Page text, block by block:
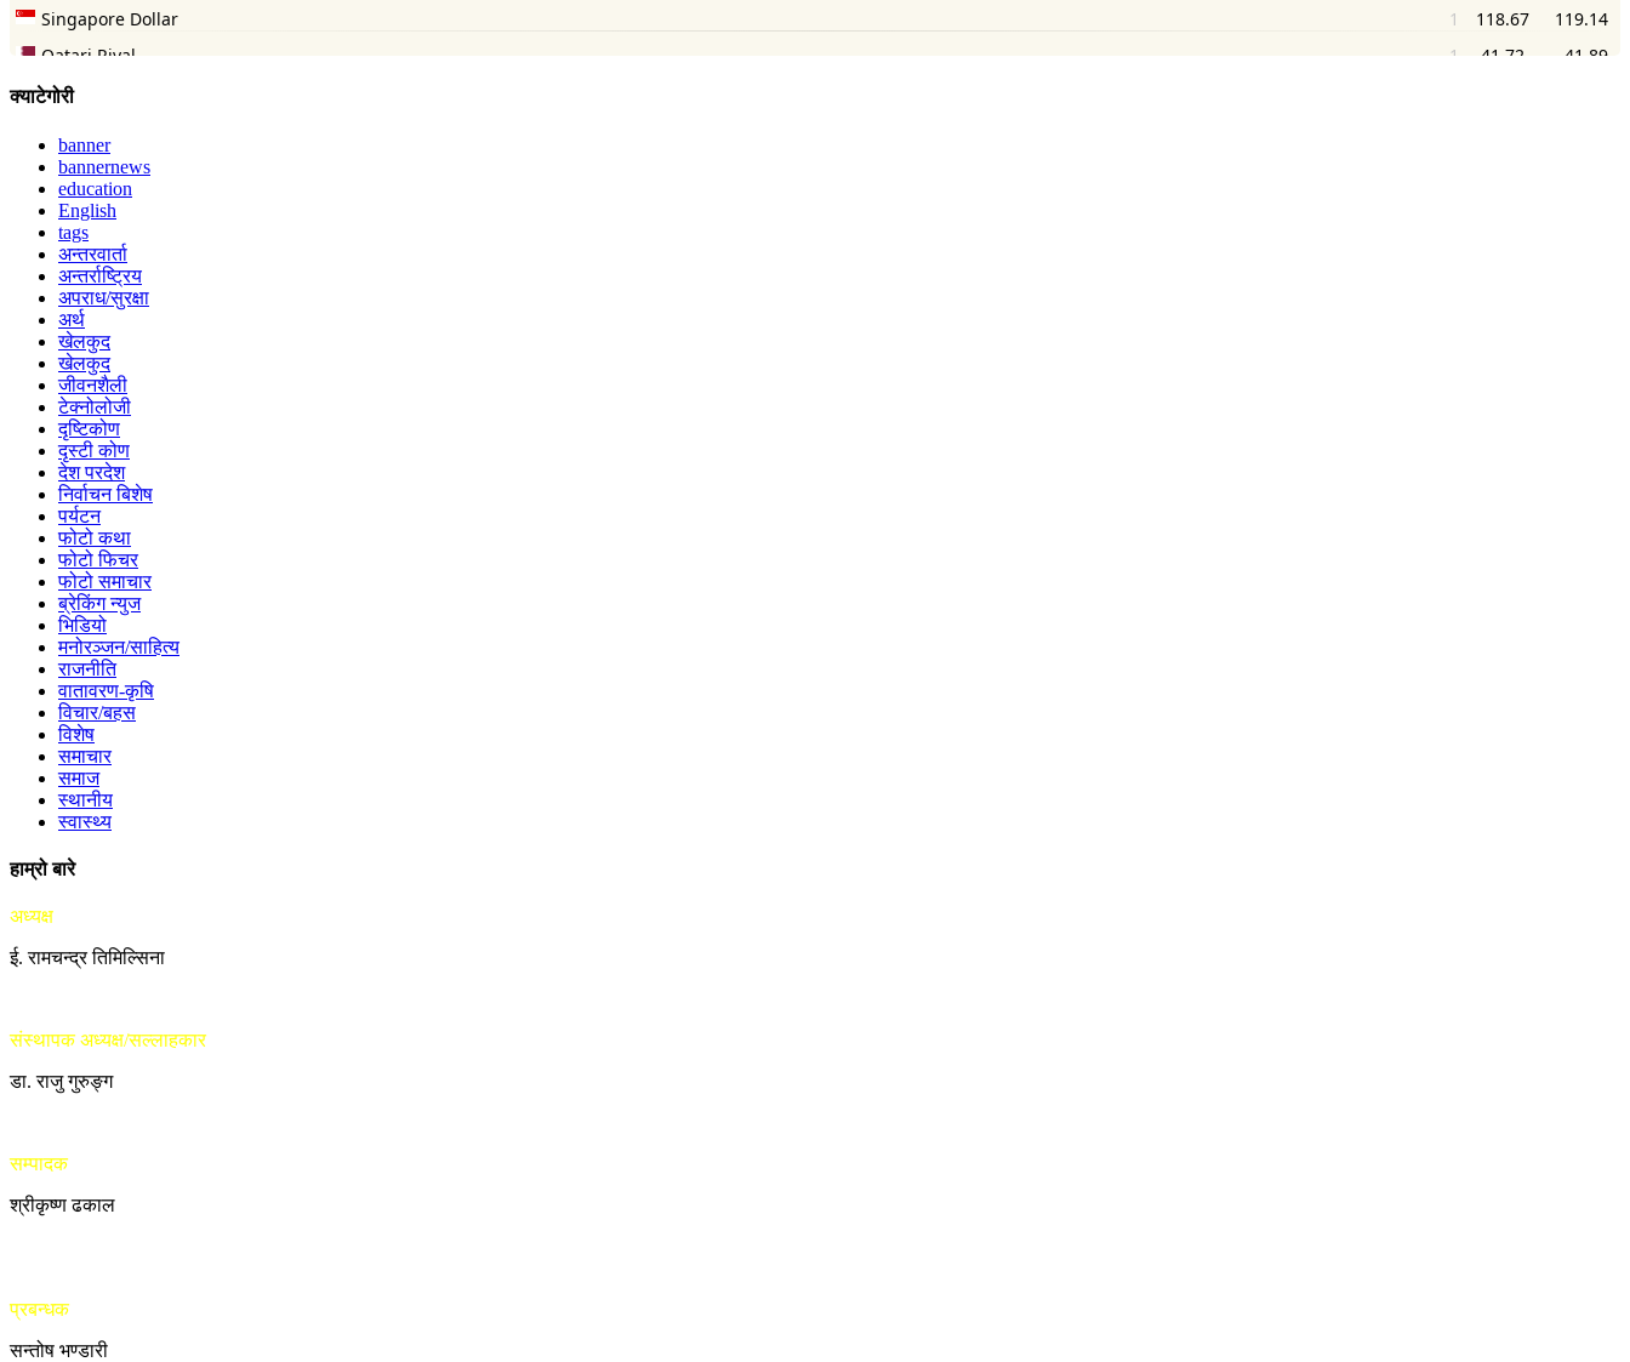
क्याटेगोरी
banner
bannernews
education
English
tags
अन्तरवार्ता
अन्तर्राष्ट्रिय
अपराध/सुरक्षा
अर्थ
खेलकुद
खेलकुद
जीवनशैली
टेक्नोलोजी
दृष्टिकोण
दृस्टी कोण
देश परदेश
निर्वाचन बिशेष
पर्यटन
फोटो कथा
फोटो फिचर
फोटो समाचार
ब्रेकिंग न्युज
भिडियो
मनोरञ्जन/साहित्य
राजनीति
वातावरण-कृषि
विचार/बहस
विशेष
समाचार
समाज
स्थानीय
स्वास्थ्य
हाम्रो बारे
अध्यक्ष
ई. रामचन्द्र तिमिल्सिना
संस्थापक अध्यक्ष/सल्लाहकार
डा. राजु गुरुङ्ग
सम्पादक
श्रीकृष्ण ढकाल
प्रबन्धक
सन्तोष भण्डारी